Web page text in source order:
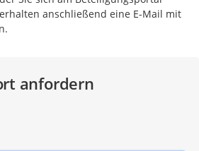
anschließend eine E-Mail mit
anfordern